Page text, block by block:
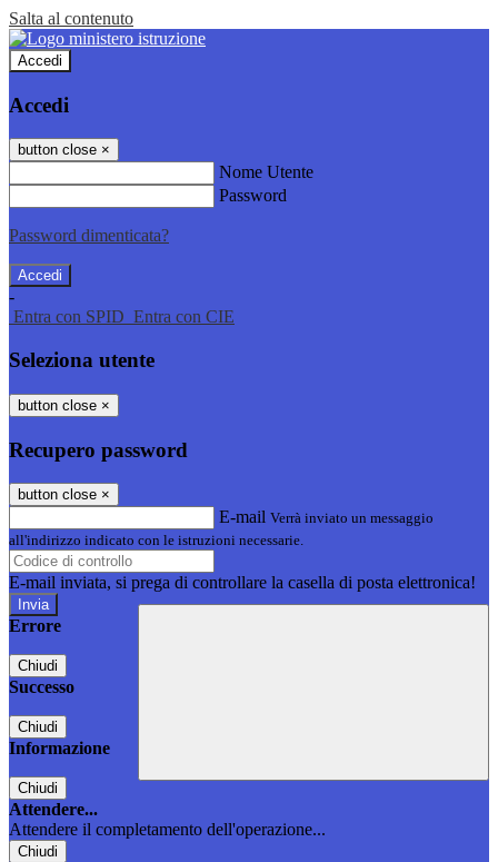
Salta al contenuto
Accedi
Accedi
button close ×
Nome Utente
Password
Password dimenticata?
-
Entra con SPID Entra con CIE
Seleziona utente
button close ×
Recupero password
button close ×
E-mail Verrà inviato un messaggio
all'indirizzo indicato con le istruzioni necessarie.
E-mail inviata, si prega di controllare la casella di posta elettronica!
Errore
Chiudi
Successo
Chiudi
Informazione
Chiudi
Attendere...
Attendere il completamento dell'operazione...
Chiudi